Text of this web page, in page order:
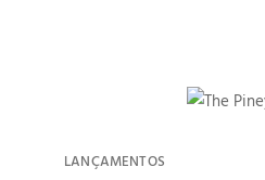
LANÇAMENTOS